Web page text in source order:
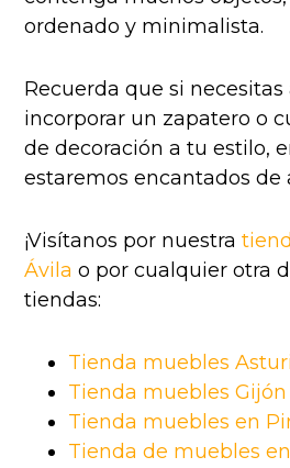
ordenado y minimalista.
Recuerda que si necesitas
incorporar un zapatero o
de decoración a tu estilo,
estaremos encantados de
¡Visítanos por nuestra
Ávila o por cualquier otra
tiendas:
Tienda muebles
Tienda muebles Gijón
Tienda muebles en
Tienda de muebles